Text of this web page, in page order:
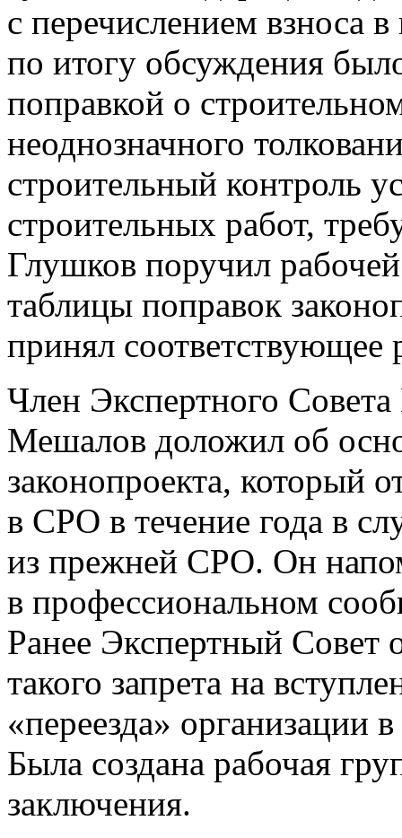
с перечислением взноса
по итогу обсуждения
поправкой о
неоднозначного
строительный контроль
строительных работ,
Глушков поручил
таблицы поправок
принял соответствующее
Член Экспертного
Мешалов доложил об
законопроекта, который
в СРО в течение года в
из прежней СРО. Он
в профессиональном
Ранее Экспертный Совет
такого запрета на
«переезда» организации
Была создана рабочая
заключения.